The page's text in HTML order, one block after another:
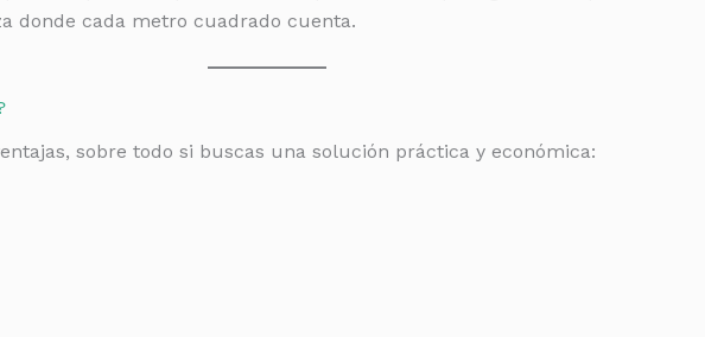
donde cada metro cuadrado cuenta.
sobre todo si buscas una solución práctica y económica: